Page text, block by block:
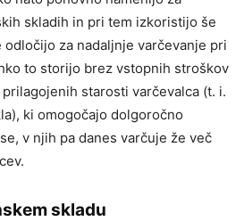
skladih in pri tem izkoristijo še
odločijo za nadaljnje varčevanje pri
to storijo brez vstopnih stroškov
starosti varčevalca (t. i.
ki omogočajo dolgoročno
v njih pa danes varčuje že več
skladu